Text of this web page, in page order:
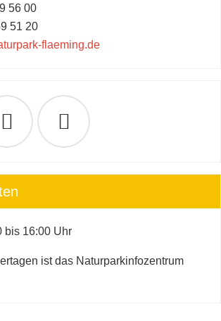
56 00
51 20
flaeming.de
bis 16:00 Uhr
ist das Naturparkinfozentrum